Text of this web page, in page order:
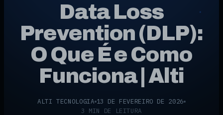
Data Loss
Prevention (DLP):
O Que É e Como
Funciona | Alti
ALTI TECNOLOGIA 13 DE FEVEREIRO DE 2026
3 MIN DE LEITURA